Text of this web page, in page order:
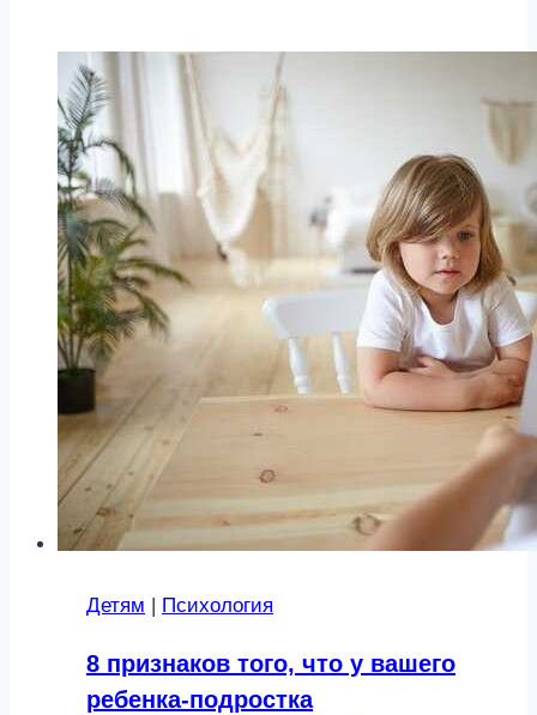
которые
могут
разбогатеть
марте
Детям Психология
8 признаков того, что у вашего
ребенка-подростка